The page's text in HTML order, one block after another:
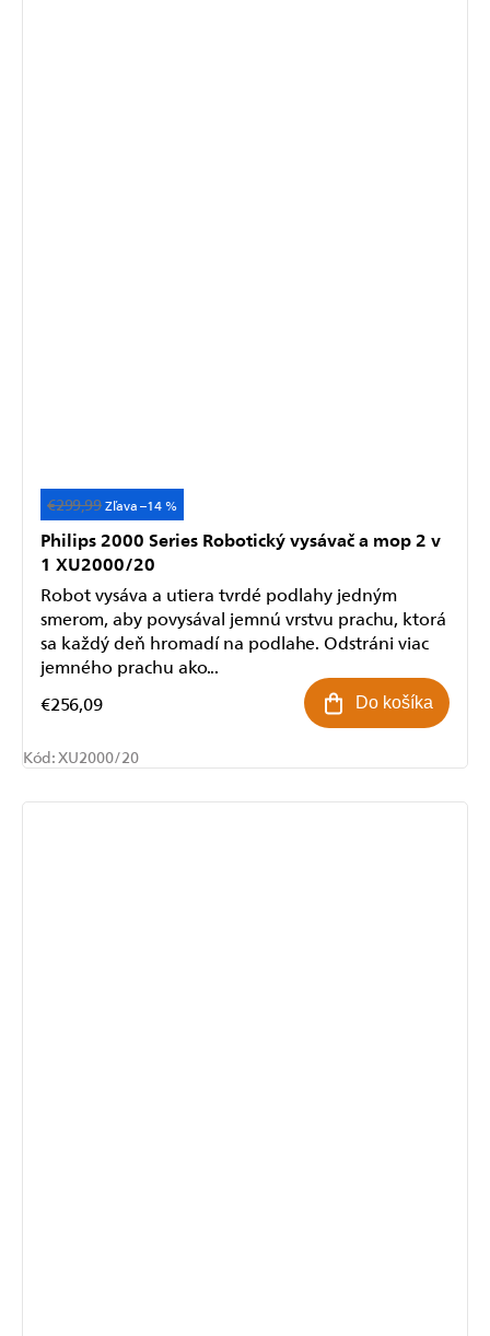
€299,99 –14 %
Philips 2000 Series Robotický vysávač a mop 2 v
1 XU2000/20
€256,09 Do košíka
Robot vysáva a utiera tvrdé podlahy jedným
smerom, aby povysával jemnú vrstvu prachu, ktorá
sa každý deň hromadí na podlahe. Odstráni viac
jemného prachu ako...
Kód:XU2000/20